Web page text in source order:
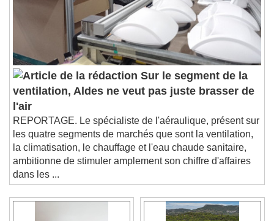
Sur le segment de la
ventilation, Aldes ne veut pas juste brasser de
l'air
REPORTAGE. Le spécialiste de l'aéraulique, présent sur
les quatre segments de marchés que sont la ventilation,
la climatisation, le chauffage et l'eau chaude sanitaire,
ambitionne de stimuler amplement son chiffre d'affaires
dans les ...